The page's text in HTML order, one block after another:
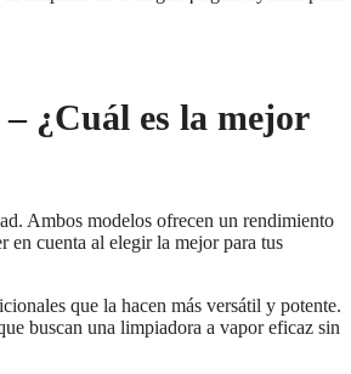
¿Cuál es la mejor
Ambos modelos ofrecen un rendimiento
en cuenta al elegir la mejor para tus
que la hacen más versátil y potente.
buscan una limpiadora a vapor eficaz sin